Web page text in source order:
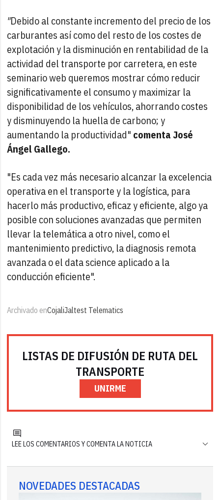
"Debido al constante incremento del precio de los
carburantes así como del resto de los costes de
explotación y la disminución en rentabilidad de la
actividad del transporte por carretera, en este
seminario web queremos mostrar cómo reducir
significativamente el consumo y maximizar la
disponibilidad de los vehículos, ahorrando costes
y disminuyendo la huella de carbono; y
aumentando la productividad" comenta José
Ángel Gallego.
"Es cada vez más necesario alcanzar la excelencia
operativa en el transporte y la logística, para
hacerlo más productivo, eficaz y eficiente, algo ya
posible con soluciones avanzadas que permiten
llevar la telemática a otro nivel, como el
mantenimiento predictivo, la diagnosis remota
avanzada o el data science aplicado a la
conducción eficiente".
Archivado enCojaliJaltest Telematics
LISTAS DE DIFUSIÓN DE RUTA DEL
TRANSPORTE
UNIRME
LEE LOS COMENTARIOS Y COMENTA LA NOTICIA
NOVEDADES DESTACADAS